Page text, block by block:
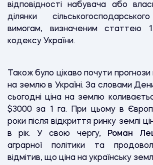
відповідності набувача або
ділянки
вимогам, визначеним статтею
кодексу України.
Також було цікаво почути
на землю в Україні. За словами
сьогодні ціна на землю
$3000 за 1 га. При цьому в
роки після відкриття ринку землі
в рік. У свою чергу,
Роман
аграрної політики та
відмітив, що ціна на українську